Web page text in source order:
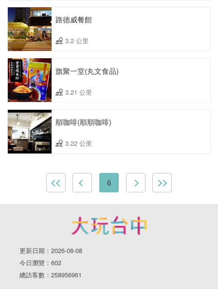
路德威餐館
3.2 公里
旗聚一堂(丸文食品)
3.21 公里
順咖啡(順順咖啡)
3.22 公里
6
更新日期：2026-08-08
今日瀏覽：602
總訪客數：258956961